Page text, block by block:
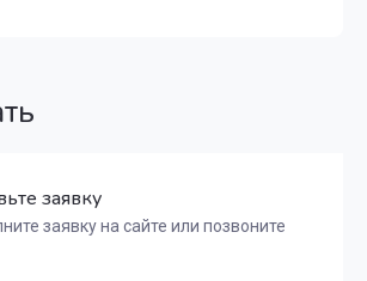
заявку
заявку на сайте или позвоните